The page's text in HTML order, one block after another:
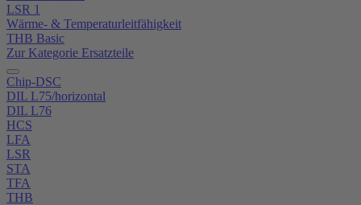
LSR 1
Wärme- & Temperaturleitfähigkeit
THB Basic
Zur Kategorie Ersatzteile
Chip-DSC
DIL L75/horizontal
DIL L76
HCS
LFA
LSR
STA
TFA
THB